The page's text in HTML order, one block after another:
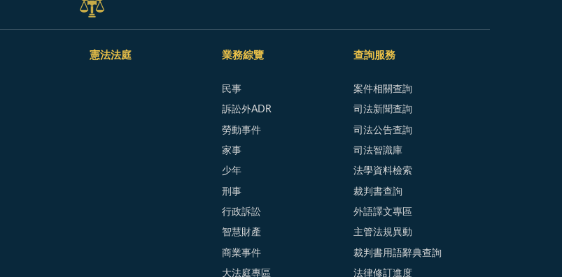
憲法法庭 業務綜覽
民事
訴訟外ADR
勞動事件
家事
少年
刑事
行政訴訟
智慧財產
商業事件
大法庭專區
查詢服務
案件相關查詢
司法新聞查詢
司法公告查詢
司法智識庫
法學資料檢索
裁判書查詢
外語譯文專區
主管法規異動
裁判書用語辭典查詢
法律修訂進度